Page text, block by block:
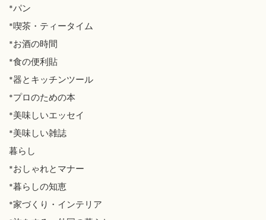
*パン
*喫茶・ティータイム
*お酒の時間
*食の便利貼
*器とキッチンツール
*プロのための本
*美味しいエッセイ
*美味しい雑誌
暮らし
*おしゃれとマナー
*暮らしの知恵
*家づくり・インテリア